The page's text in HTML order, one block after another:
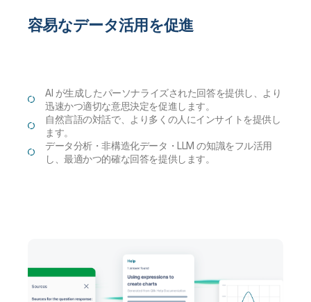
容易なデータ活用を促進
AI が生成したパーソナライズされた回答を提供し、より
迅速かつ適切な意思決定を促進します。
自然言語の対話で、より多くの人にインサイトを提供し
ます。
データ分析・非構造化データ・LLM の知識をフル活用
し、最適かつ的確な回答を提供します。